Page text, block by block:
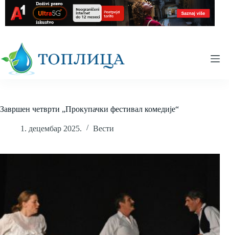
content
Завршен четврти „Прокупачки фестивал комедије“
1. децембар 2025. Вести